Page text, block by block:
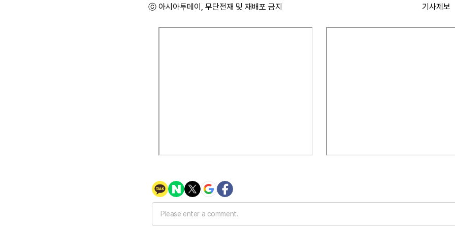
ⓒ 아시아투데이, 무단전재 및 재배포 금지 기사제보